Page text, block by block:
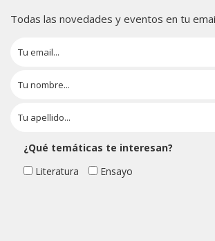
Todas las novedades y eventos en tu
¿Qué temáticas te interesan?
Literatura
Ensayo